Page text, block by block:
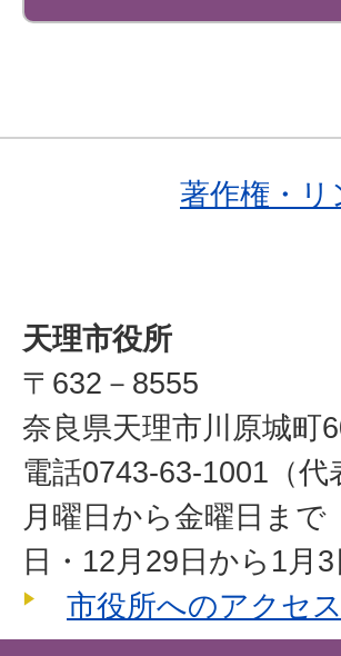
著作権・
天理市役所
〒632－8555
奈良県天理市川原城町
電話0743-63-1001（代
月曜日から金曜日ま
日・12月29日から1月
市役所へのアクセス